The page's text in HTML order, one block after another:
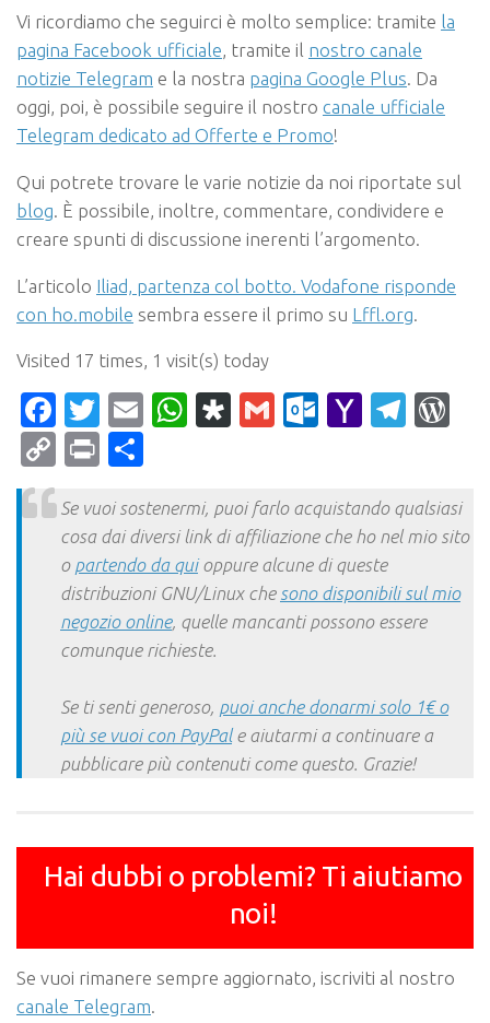
Vi ricordiamo che seguirci è molto semplice: tramite la
pagina Facebook ufficiale, tramite il nostro canale
notizie Telegram e la nostra pagina Google Plus. Da
oggi, poi, è possibile seguire il nostro canale ufficiale
Telegram dedicato ad Offerte e Promo!
Qui potrete trovare le varie notizie da noi riportate sul
blog. È possibile, inoltre, commentare, condividere e
creare spunti di discussione inerenti l’argomento.
L’articolo Iliad, partenza col botto. Vodafone risponde
con ho.mobile sembra essere il primo su Lffl.org
Visited 17 times, 1 visit(s) today
Facebook
Twitter
EmailWhatsApp
Diaspora
Gmail Yahoo
CopyPrint
Se vuoi sostenermi, puoi farlo acquistando qualsiasi
cosa dai diversi link di affiliazione che ho nel mio sito
o partendo da quioppure alcune di queste
distribuzioni GNU/Linux che sono disponibili sul mio
negozio online, quelle mancanti possono essere
comunque richieste.
Se ti senti generoso, puoi anche donarmi solo 1€ o
più se vuoi con PayPale aiutarmi a continuare a
pubblicare più contenuti come questo. Grazie!
Hai dubbi o problemi? Ti aiutiamo
noi!
Se vuoi rimanere sempre aggiornato, iscriviti al nostro
canale Telegram.